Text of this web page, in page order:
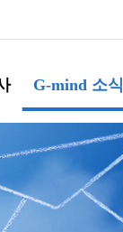
G-mind 소식